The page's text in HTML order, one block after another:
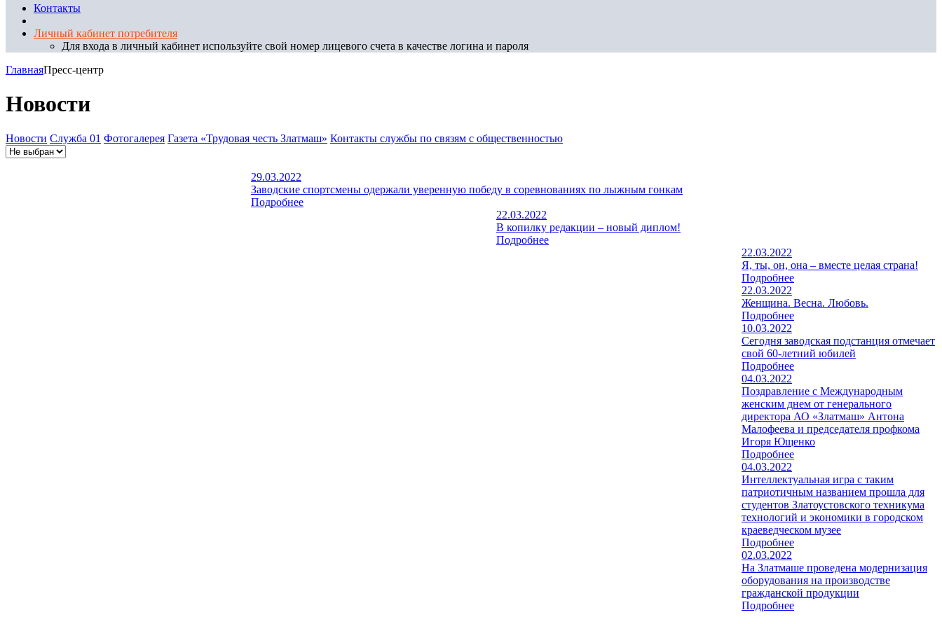
Контакты
Личный кабинет потребителя
Для входа в личный кабинет используйте свой номер лицевого счета в качестве логина и пароля
ГлавнаяПресс-центр
Новости
Новости Служба 01 Фотогалерея Газета «Трудовая честь Златмаш» Контакты службы по связям с общественностью
29.03.2022
Заводские спортсмены одержали уверенную победу в соревнованиях по лыжным гонкам
Подробнее
22.03.2022
В копилку редакции – новый диплом!
Подробнее
22.03.2022
Я, ты, он, она – вместе целая страна!
Подробнее
22.03.2022
Женщина. Весна. Любовь.
Подробнее
10.03.2022
Сегодня заводская подстанция отмечает
свой 60-летний юбилей
Подробнее
04.03.2022
Поздравление с Международным
женским днем от генерального
директора АО «Златмаш» Антона
Малофеева и председателя профкома
Игоря Ющенко
Подробнее
04.03.2022
Интеллектуальная игра с таким
патриотичным названием прошла для
студентов Златоустовского техникума
технологий и экономики в городском
краеведческом музее
Подробнее
02.03.2022
На Златмаше проведена модернизация
оборудования на производстве
гражданской продукции
Подробнее